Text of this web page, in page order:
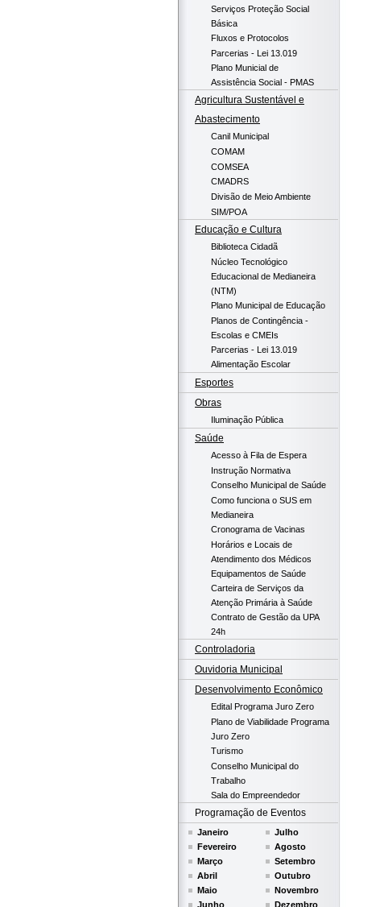
Serviços Proteção Social
Básica
Fluxos e Protocolos
Parcerias - Lei 13.019
Plano Municial de
Assistência Social - PMAS
Agricultura Sustentável e
Abastecimento
Canil Municipal
COMAM
COMSEA
CMADRS
Divisão de Meio Ambiente
SIM/POA
Educação e Cultura
Biblioteca Cidadã
Núcleo Tecnológico
Educacional de Medianeira
(NTM)
Plano Municipal de Educação
Planos de Contingência -
Escolas e CMEIs
Parcerias - Lei 13.019
Alimentação Escolar
Esportes
Obras
Iluminação Pública
Saúde
Acesso à Fila de Espera
Instrução Normativa
Conselho Municipal de Saúde
Como funciona o SUS em
Medianeira
Cronograma de Vacinas
Horários e Locais de
Atendimento dos Médicos
Equipamentos de Saúde
Carteira de Serviços da
Atenção Primária à Saúde
Contrato de Gestão da UPA
24h
Controladoria
Ouvidoria Municipal
Desenvolvimento Econômico
Edital Programa Juro Zero
Plano de Viabilidade Programa
Juro Zero
Turismo
Conselho Municipal do
Trabalho
Sala do Empreendedor
Programação de Eventos
Janeiro
Fevereiro
Março
Abril
Maio
Junho
Julho
Agosto
Setembro
Outubro
Novembro
Dezembro